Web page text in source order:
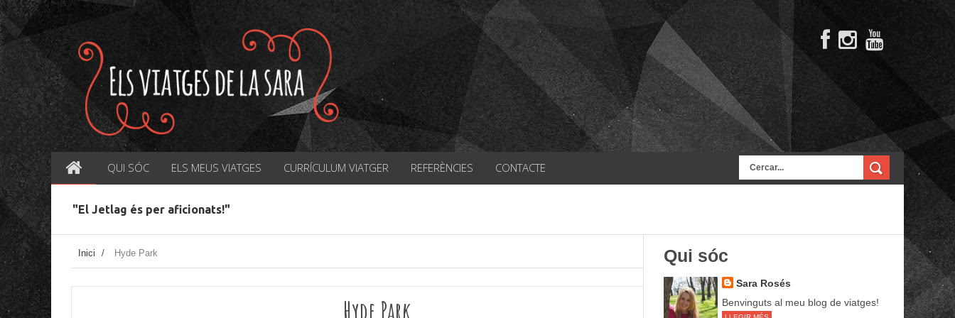
QUI SÓC ELS MEUS VIATGES CURRÍCULUM VIATGER REFERÈNCIES CONTACTE
"El Jetlag és per aficionats!"
Inici / Hyde Park
Hyde Park
Qui sóc
Sara Rosés
Benvinguts al meu blog de viatges!